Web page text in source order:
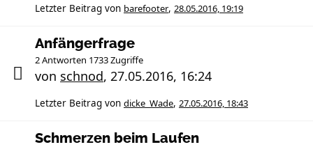
Letzter Beitrag von barefooter, 28.05.2016, 19:19
Anfängerfrage
2 Antworten 1733 Zugriffe
von schnod, 27.05.2016, 16:24
Letzter Beitrag von dicke_Wade, 27.05.2016, 18:43
Schmerzen beim Laufen